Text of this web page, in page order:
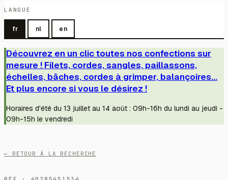
LANGUE
fr nl en
Découvrez en un clic toutes nos confections sur
mesure ! Filets, cordes, sangles, paillassons,
échelles, bâches, cordes à grimper, balançoires...
Et plus encore si vous le désirez !
Horaires d'été du 13 juillet au 14 août : 09h-16h du lundi au jeudi -
09h-15h le vendredi
← RETOUR À LA RECHERCHE